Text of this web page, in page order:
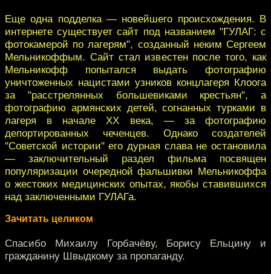
Еще одна подделка — новейшего происхождения. В
интернете существует сайт под названием "ГУЛАГ: с
фотокамерой по лагерям", созданный неким Сергеем
Мельникоффым. Сайт стал известен после того, как
Мельникофф попытался выдать фотографию
уничтоженных нацистами узников концлагеря Клоога
за "расстрелянных большевиками крестьян", а
фотографию армянских детей, согнанных турками в
лагеря в начале ХХ века, — за фотографию
депортированных чеченцев. Однако создателей
"Советской истории" его дурная слава не остановила
— заключительный раздел фильма посвящен
популяризации очередной фальшивки Мельникоффа
о жестоких медицинских опытах, якобы ставившихся
над заключенными ГУЛАГа.
Зачитать целиком
Спасибо Михаилу Горбачёву, Борису Ельцину и
гражданину Швыдкому за пропаганду.